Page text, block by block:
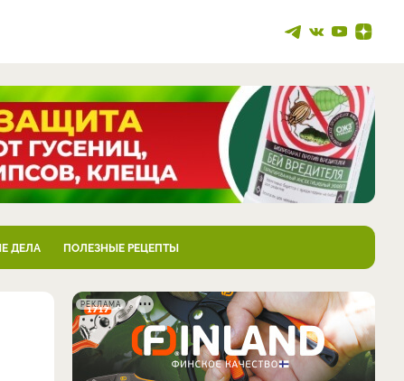
ДЕЛА ПОЛЕЗНЫЕ РЕЦЕПТЫ
РЕКЛАМА